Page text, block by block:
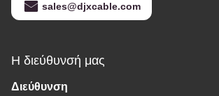
sales@djxcable.com
Η διεύθυνσή μας
Διεύθυνση